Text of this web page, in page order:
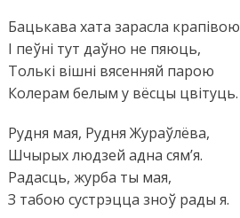
Бацькава хата зарасла крапівою
І пеўні тут даўно не пяюць,
Толькі вішні вясенняй парою
Колерам белым у вёсцы цвітуць.
Рудня мая, Рудня Жураўлёва,
Шчырых людзей адна сям’я.
Радасць, журба ты мая,
З табою сустрэцца зноў рады я.